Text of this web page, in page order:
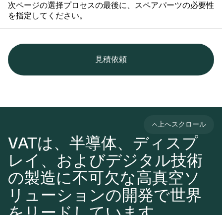
次ページの選择プロセスの最後に、スペアパーツの必要性
を指定してください。
見積依頼
VATは、半導体、ディスプ
レイ、およびデジタル技術
の製造に不可欠な高真空ソ
リューションの開発で世界
上へスクロール